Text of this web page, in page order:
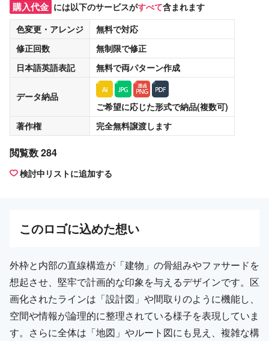
購入代金 には以下のサービスがすべて含まれます
色変更・アレンジ
無料で対応
修正回数
無制限で修正
日本語英語表記
無料で両パターン作成
データ納品
ご希望に応じた形式で納品(複数可)
著作権
完全無料譲渡します
閲覧数 284
検討中リストに追加する
このロゴに込めた想い
外枠と内部の直線構造が「建物」の骨組みやファサードを
想起させ、堅牢で計画的な印象を与えるデザインです。区
画化されたラインは「設計図」や間取りのように機能し、
空間や情報が論理的に整理されている様子を表現していま
す。さらに全体は「地図」やルート図にも見え、複雑な構